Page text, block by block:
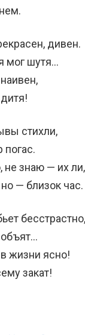
дивен.
мог шутя…
стихли,
знаю — их ли,
— близок час.
бесстрастно,
объят…
жизни ясно!
закат!